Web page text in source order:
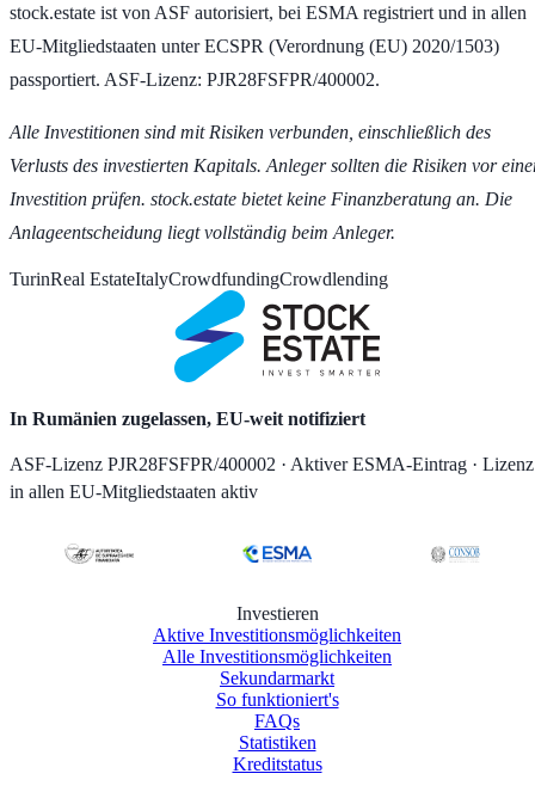
stock.estate ist von ASF autorisiert, bei ESMA registriert und in allen
EU-Mitgliedstaaten unter ECSPR (Verordnung (EU) 2020/1503)
passportiert. ASF-Lizenz: PJR28FSFPR/400002.
Alle Investitionen sind mit Risiken verbunden, einschließlich des
Verlusts des investierten Kapitals. Anleger sollten die Risiken vor
Investition prüfen. stock.estate bietet keine Finanzberatung an. Die
Anlageentscheidung liegt vollständig beim Anleger.
TurinReal EstateItalyCrowdfundingCrowdlending
In Rumänien zugelassen, EU-weit notifiziert
ASF-Lizenz PJR28FSFPR/400002 · Aktiver ESMA-Eintrag · Lizenz
in allen EU-Mitgliedstaaten aktiv
Investieren
Aktive Investitionsmöglichkeiten
Alle Investitionsmöglichkeiten
Sekundarmarkt
So funktioniert's
FAQs
Statistiken
Kreditstatus